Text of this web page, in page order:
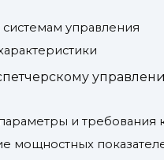
управления
и требования
мощностных